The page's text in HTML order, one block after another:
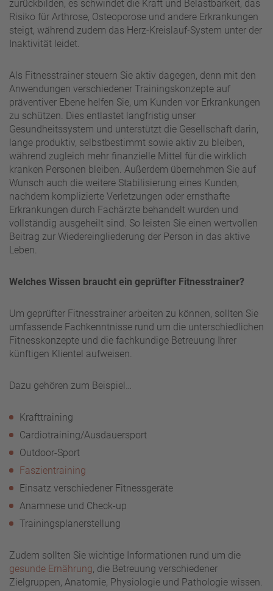
zurückbilden, es schwindet die Kraft und Belastbarkeit, das
Risiko für Arthrose, Osteoporose und andere Erkrankungen
steigt, während zudem das Herz-Kreislauf-System unter der
Inaktivität leidet.
Als Fitnesstrainer steuern Sie aktiv dagegen, denn mit den
Anwendungen verschiedener Trainingskonzepte auf
präventiver Ebene helfen Sie, um Kunden vor Erkrankungen
zu schützen. Dies entlastet langfristig unser
Gesundheitssystem und unterstützt die Gesellschaft darin,
lange produktiv, selbstbestimmt sowie aktiv zu bleiben,
während zugleich mehr finanzielle Mittel für die wirklich
kranken Personen bleiben. Außerdem übernehmen Sie auf
Wunsch auch die weitere Stabilisierung eines Kunden,
nachdem komplizierte Verletzungen oder ernsthafte
Erkrankungen durch Fachärzte behandelt wurden und
vollständig ausgeheilt sind. So leisten Sie einen wertvollen
Beitrag zur Wiedereingliederung der Person in das aktive
Leben.
Welches Wissen braucht ein geprüfter Fitnesstrainer?
Um geprüfter Fitnesstrainer arbeiten zu können, sollten Sie
umfassende Fachkenntnisse rund um die unterschiedlichen
Fitnesskonzepte und die fachkundige Betreuung Ihrer
künftigen Klientel aufweisen.
Dazu gehören zum Beispiel…
Krafttraining
Cardiotraining/Ausdauersport
Outdoor-Sport
Faszientraining
Einsatz verschiedener Fitnessgeräte
Anamnese und Check-up
Trainingsplanerstellung
Zudem sollten Sie wichtige Informationen rund um die
gesunde Ernährung, die Betreuung verschiedener
Zielgruppen, Anatomie, Physiologie und Pathologie wissen.